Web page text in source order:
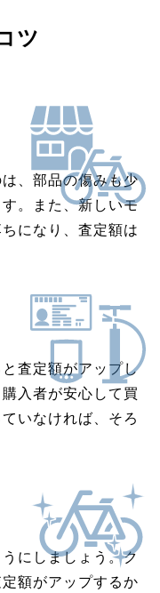
ツ
、部品の傷みも少
。また、新しいモ
になり、査定額は
査定額がアップし
入者が安心して買
いなければ、そろ
にしましょう。ク
額がアップするか